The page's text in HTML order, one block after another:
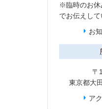
※臨時のお休
でお伝えして
お
〒
東京都大
ア